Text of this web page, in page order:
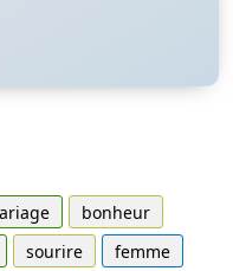
bonheur
sourire
femme